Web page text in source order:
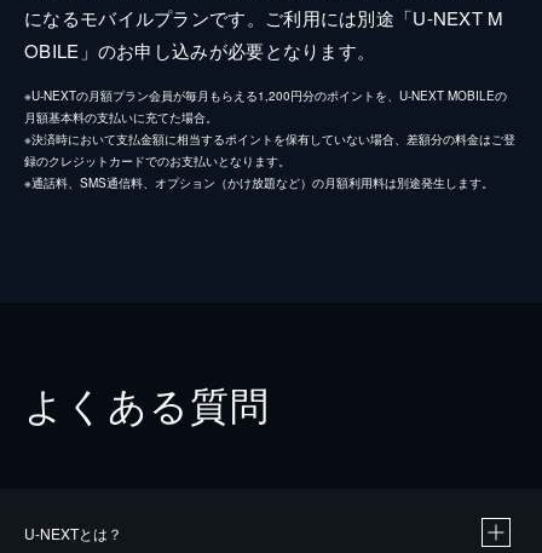
になるモバイルプランです。ご利用には別途「U-NEXT M
OBILE」のお申し込みが必要となります。
※U-NEXTの月額プラン会員が毎月もらえる1,200円分のポイントを、U-NEXT MOBILEの
月額基本料の支払いに充てた場合。
※決済時において支払金額に相当するポイントを保有していない場合、差額分の料金はご登
録のクレジットカードでのお支払いとなります。
※通話料、SMS通信料、オプション（かけ放題など）の月額利用料は別途発生します。
よくある質問
U-NEXTとは？